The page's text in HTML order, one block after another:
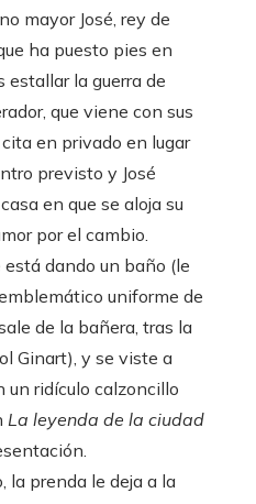
mayor José, rey de
ha puesto pies en
estallar la guerra de
que viene con sus
en privado en lugar
previsto y José
en que se aloja su
por el cambio.
dando un baño (le
uniforme de
de la bañera, tras la
Ginart), y se viste a
un ridículo calzoncillo
La leyenda de la ciudad
la prenda le deja a la